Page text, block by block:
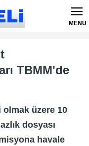
MENÜ
TBMM'de
olmak üzere 10
dosyası
havale